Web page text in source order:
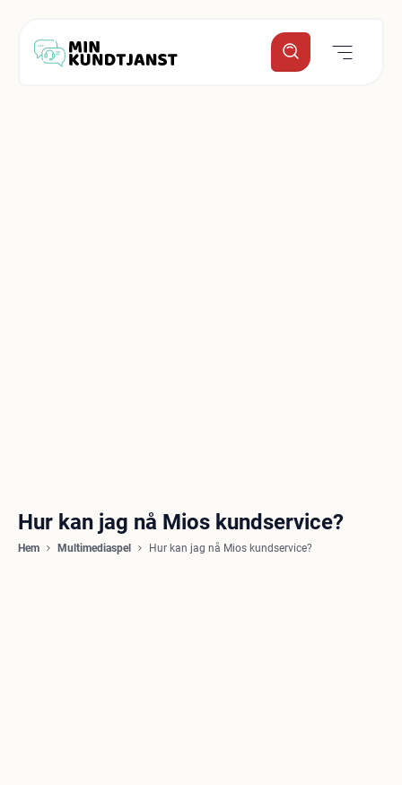
Hur kan jag nå Mios kundservice?
Hem Multimediaspel Hur kan jag nå Mios kundservice?